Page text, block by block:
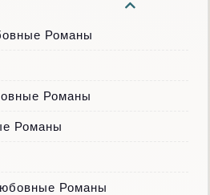
Романы
Романы
Романы
Романы